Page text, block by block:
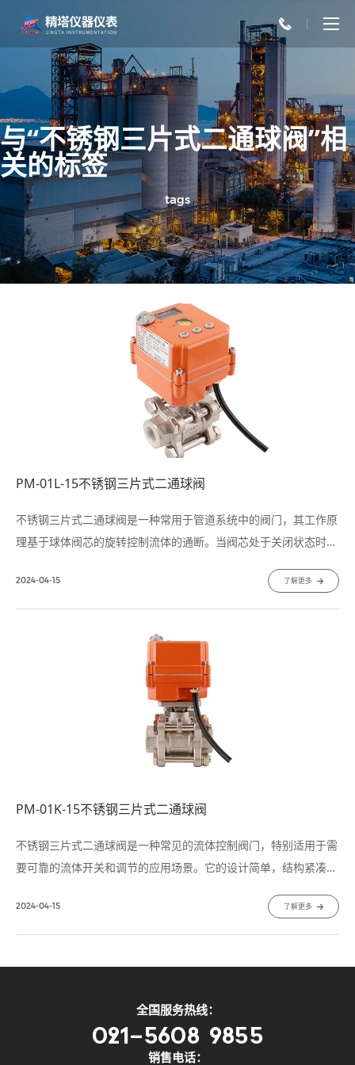
与“不锈钢三片式二通球阀”相
关的标签
tags
PM-01L-15不锈钢三片式二通球阀
不锈钢三片式二通球阀是一种常用于管道系统中的阀门，其工作原
理基于球体阀芯的旋转控制流体的通断。当阀芯处于关闭状态时，
到开启状态时，流体可以自由流过球体，实现管道中的连通。
2024-04-15 了解更多
PM-01K-15不锈钢三片式二通球阀
不锈钢三片式二通球阀是一种常见的流体控制阀门，特别适用于需
要可靠的流体开关和调节的应用场景。它的设计简单，结构紧凑，
不锈钢三片式二通球阀由三个主要部件组成：阀体、阀盖和阀球。
其简单的结构设计使其易于维护和安装。
2024-04-15 了解更多
全国服务热线：
021-5608 9855
销售电话：